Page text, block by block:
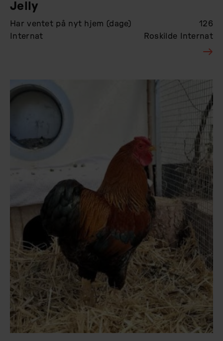
Jelly
Har ventet på nyt hjem (dage)
126
Internat
Roskilde Internat